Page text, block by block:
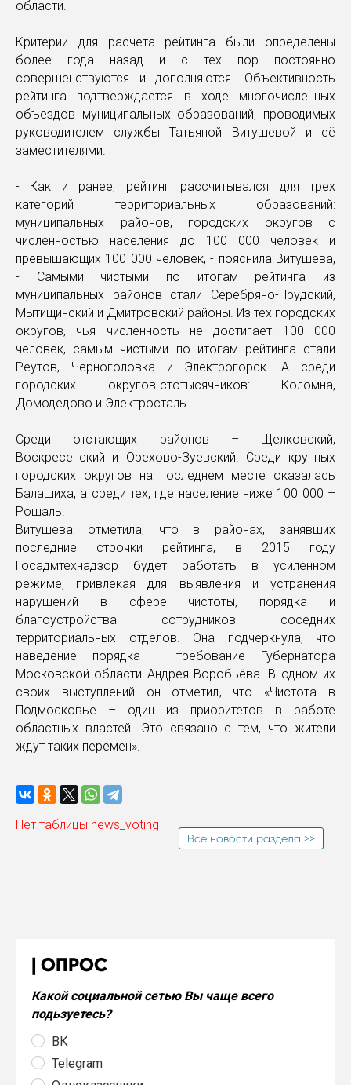
области.
Критерии для расчета рейтинга были определены
более года назад и с тех пор постоянно
совершенствуются и дополняются. Объективность
рейтинга подтверждается в ходе многочисленных
объездов муниципальных образований, проводимых
руководителем службы Татьяной Витушевой и её
заместителями.
- Как и ранее, рейтинг рассчитывался для трех
категорий территориальных образований:
муниципальных районов, городских округов с
численностью населения до 100 000 человек и
превышающих 100 000 человек, - пояснила Витушева,
- Самыми чистыми по итогам рейтинга из
муниципальных районов стали Серебряно-Прудский,
Мытищинский и Дмитровский районы. Из тех городских
округов, чья численность не достигает 100 000
человек, самым чистыми по итогам рейтинга стали
Реутов, Черноголовка и Электрогорск. А среди
городских округов-стотысячников: Коломна,
Домодедово и Электросталь.
Среди отстающих районов – Щелковский,
Воскресенский и Орехово-Зуевский. Среди крупных
городских округов на последнем месте оказалась
Балашиха, а среди тех, где население ниже 100 000 –
Рошаль.
Витушева отметила, что в районах, занявших
последние строчки рейтинга, в 2015 году
Госадмтехнадзор будет работать в усиленном
режиме, привлекая для выявления и устранения
нарушений в сфере чистоты, порядка и
благоустройства сотрудников соседних
территориальных отделов. Она подчеркнула, что
наведение порядка - требование Губернатора
Московской области Андрея Воробьёва. В одном их
своих выступлений он отметил, что «Чистота в
Подмосковье – один из приоритетов в работе
областных властей. Это связано с тем, что жители
ждут таких перемен».
Нет таблицы news_voting
Все новости раздела >>
ОПРОС
Какой социальной сетью Вы чаще всего
подьзуетесь?
ВК
Telegram